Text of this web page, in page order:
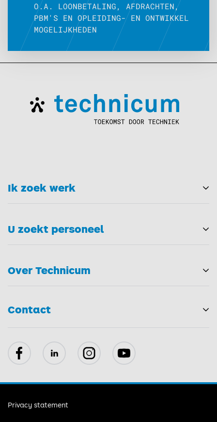
O.A. LOONBETALING, AFDRACHTEN,
PBM'S EN OPLEIDING- EN ONTWIKKEL
MOGELIJKHEDEN
Ik zoek werk
U zoekt personeel
Over Technicum
Contact
FacebookLinkedIn InstagramYouTube
Privacy statement